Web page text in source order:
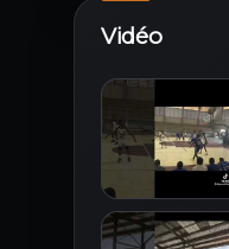
Vidéo